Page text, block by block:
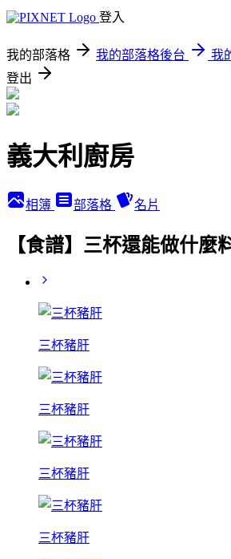
登入
我的部落格 我的部落格後台
我
登出
義大利廚房
相簿 部落格 名片
【食譜】三杯還能做什
三杯豬肝
三杯豬肝
三杯豬肝
三杯豬肝